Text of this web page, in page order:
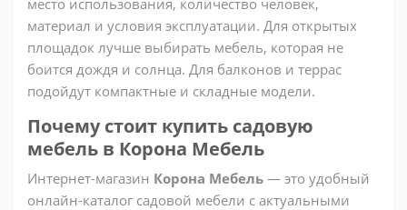
материал и условия эксплуатации. Для открытых
площадок лучше выбирать мебель, которая не
боится дождя и солнца. Для балконов и террас
подойдут компактные и складные модели.
Почему стоит купить садовую
мебель в Корона Мебель
Интернет-магазин Корона Мебель — это удобный
онлайн-каталог садовой мебели с актуальными